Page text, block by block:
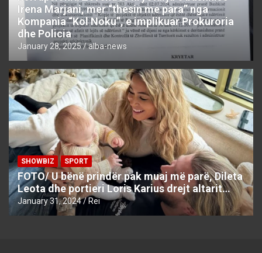
Irena Marjani, mer “thesin me para” nga
Kompania “Kol Noku”, e implikuar Prokuroria
dhe Policia
January 28, 2025 alba-news
SHOWBIZ SPORT
FOTO/ U bënë prindër pak muaj më parë, Dileta
Leota dhe portieri Loris Karius drejt altarit…
January 31, 2024 Rei